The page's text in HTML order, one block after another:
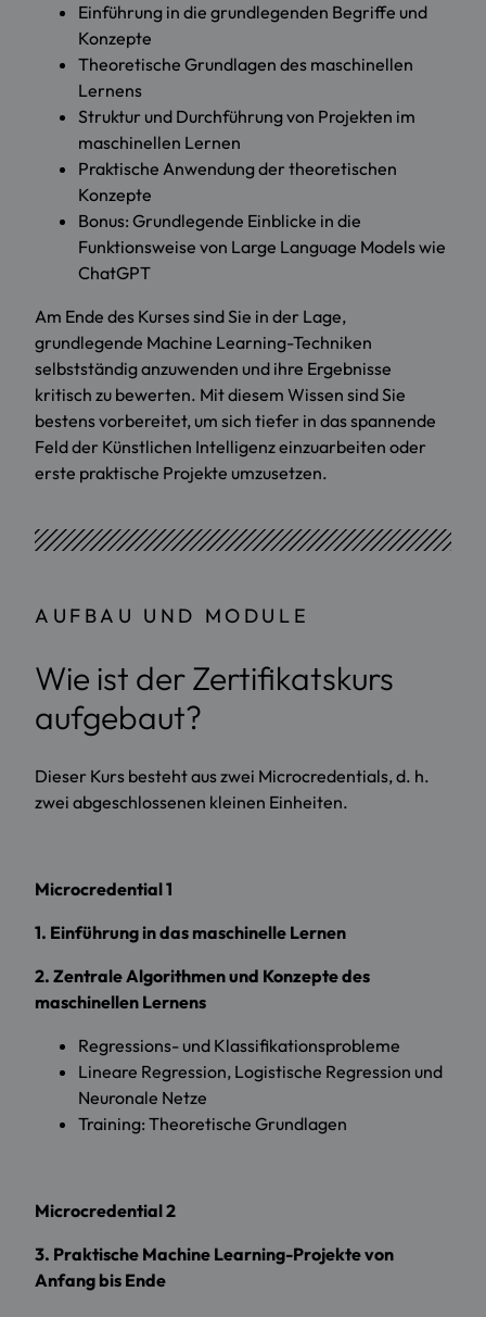
Einführung in die grundlegenden Begriffe und
Konzepte
Theoretische Grundlagen des maschinellen
Lernens
Struktur und Durchführung von Projekten im
maschinellen Lernen
Praktische Anwendung der theoretischen
Konzepte
Bonus: Grundlegende Einblicke in die
Funktionsweise von Large Language Models wie
ChatGPT
Am Ende des Kurses sind Sie in der Lage,
grundlegende Machine Learning-Techniken
selbstständig anzuwenden und ihre Ergebnisse
kritisch zu bewerten. Mit diesem Wissen sind Sie
bestens vorbereitet, um sich tiefer in das spannende
Feld der Künstlichen Intelligenz einzuarbeiten oder
erste praktische Projekte umzusetzen.
AUFBAU UND MODULE
Wie ist der Zertifikatskurs
aufgebaut?
Dieser Kurs besteht aus zwei Microcredentials, d. h.
zwei abgeschlossenen kleinen Einheiten.
Microcredential 1
1. Einführung in das maschinelle Lernen
2. Zentrale Algorithmen und Konzepte des
maschinellen Lernens
Regressions- und Klassifikationsprobleme
Lineare Regression, Logistische Regression und
Neuronale Netze
Training: Theoretische Grundlagen
Microcredential 2
3. Praktische Machine Learning-Projekte von
Anfang bis Ende